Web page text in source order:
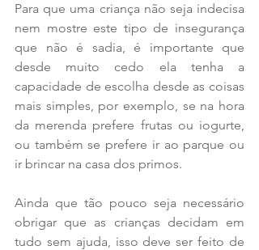
Para que uma criança não seja indecisa
nem mostre este tipo de insegurança
que não é sadia, é importante que
desde muito cedo ela tenha a
capacidade de escolha desde as coisas
mais simples, por exemplo, se na hora
da merenda prefere frutas ou iogurte,
ou também se prefere ir ao parque ou
ir brincar na casa dos primos.
Ainda que tão pouco seja necessário
obrigar que as crianças decidam em
tudo sem ajuda, isso deve ser feito de